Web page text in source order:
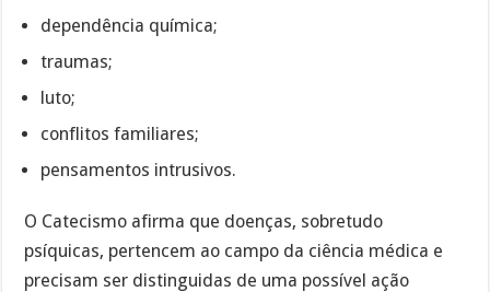
dependência química;
traumas;
luto;
conflitos familiares;
pensamentos intrusivos.
O Catecismo afirma que doenças, sobretudo
psíquicas, pertencem ao campo da ciência médica e
precisam ser distinguidas de uma possível ação